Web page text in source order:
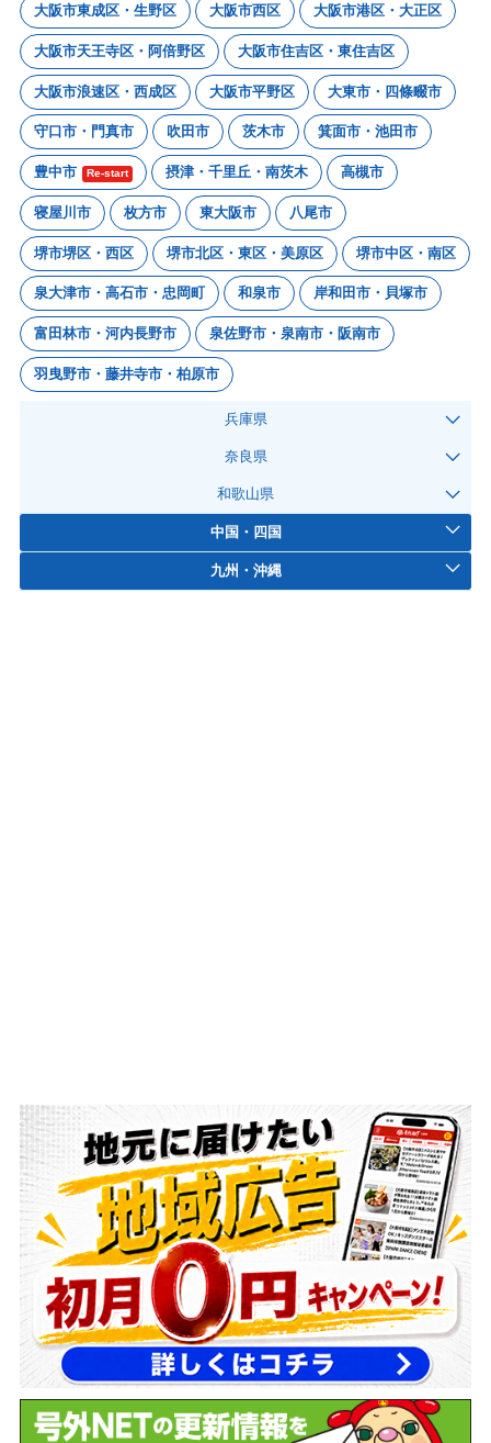
大阪市東成区・生野区 大阪市西区 大阪市港区・大正区
大阪市天王寺区・阿倍野区 大阪市住吉区・東住吉区
大阪市浪速区・西成区 大阪市平野区 大東市・四條畷市
守口市・門真市 吹田市 茨木市 箕面市・池田市
豊中市 Re-start 摂津・千里丘・南茨木 高槻市
寝屋川市 枚方市 東大阪市 八尾市
堺市堺区・西区 堺市北区・東区・美原区 堺市中区・南区
泉大津市・高石市・忠岡町 和泉市 岸和田市・貝塚市
富田林市・河内長野市 泉佐野市・泉南市・阪南市
羽曳野市・藤井寺市・柏原市
兵庫県
奈良県
和歌山県
中国・四国
九州・沖縄